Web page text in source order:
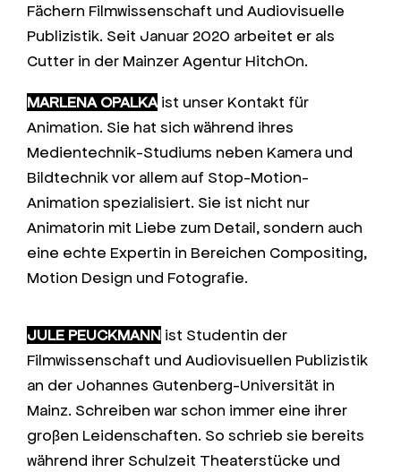
Fächern Filmwissenschaft und Audiovisuelle
Publizistik. Seit Januar 2020 arbeitet er als
Cutter in der Mainzer Agentur HitchOn.
MARLENA OPALKA ist unser Kontakt für
Animation. Sie hat sich während ihres
Medientechnik-Studiums neben Kamera und
Bildtechnik vor allem auf Stop-Motion-
Animation spezialisiert. Sie ist nicht nur
Animatorin mit Liebe zum Detail, sondern auch
eine echte Expertin in Bereichen Compositing,
Motion Design und Fotografie.
JULE PEUCKMANN ist Studentin der
Filmwissenschaft und Audiovisuellen Publizistik
an der Johannes Gutenberg-Universität in
Mainz. Schreiben war schon immer eine ihrer
großen Leidenschaften. So schrieb sie bereits
während ihrer Schulzeit Theaterstücke und